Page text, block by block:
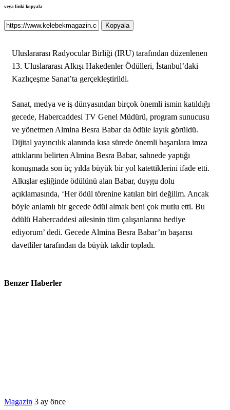
veya linki kopyala
Kopyala
Uluslararası Radyocular Birliği (IRU) tarafından düzenlenen
13. Uluslararası Alkışı Hakedenler Ödülleri, İstanbul’daki
Kazlıçeşme Sanat’ta gerçekleştirildi.
Sanat, medya ve iş dünyasından birçok önemli ismin katıldığı
gecede, Habercaddesi TV Genel Müdürü, program sunucusu
ve yönetmen Almina Besra Babar da ödüle layık görüldü.
Dijital yayıncılık alanında kısa sürede önemli başarılara imza
attıklarını belirten Almina Besra Babar, sahnede yaptığı
konuşmada son üç yılda büyük bir yol katettiklerini ifade etti.
Alkışlar eşliğinde ödülünü alan Babar, duygu dolu
açıklamasında, ‘Her ödül törenine katılan biri değilim. Ancak
böyle anlamlı bir gecede ödül almak beni çok mutlu etti. Bu
ödülü Habercaddesi ailesinin tüm çalışanlarına hediye
ediyorum’ dedi. Gecede Almina Besra Babar’ın başarısı
davetliler tarafından da büyük takdir topladı.
Benzer Haberler
Magazin 3 ay önce